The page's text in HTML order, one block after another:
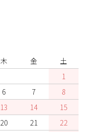
木 金
土
1
6 7
8
13 14
15
20 21
22